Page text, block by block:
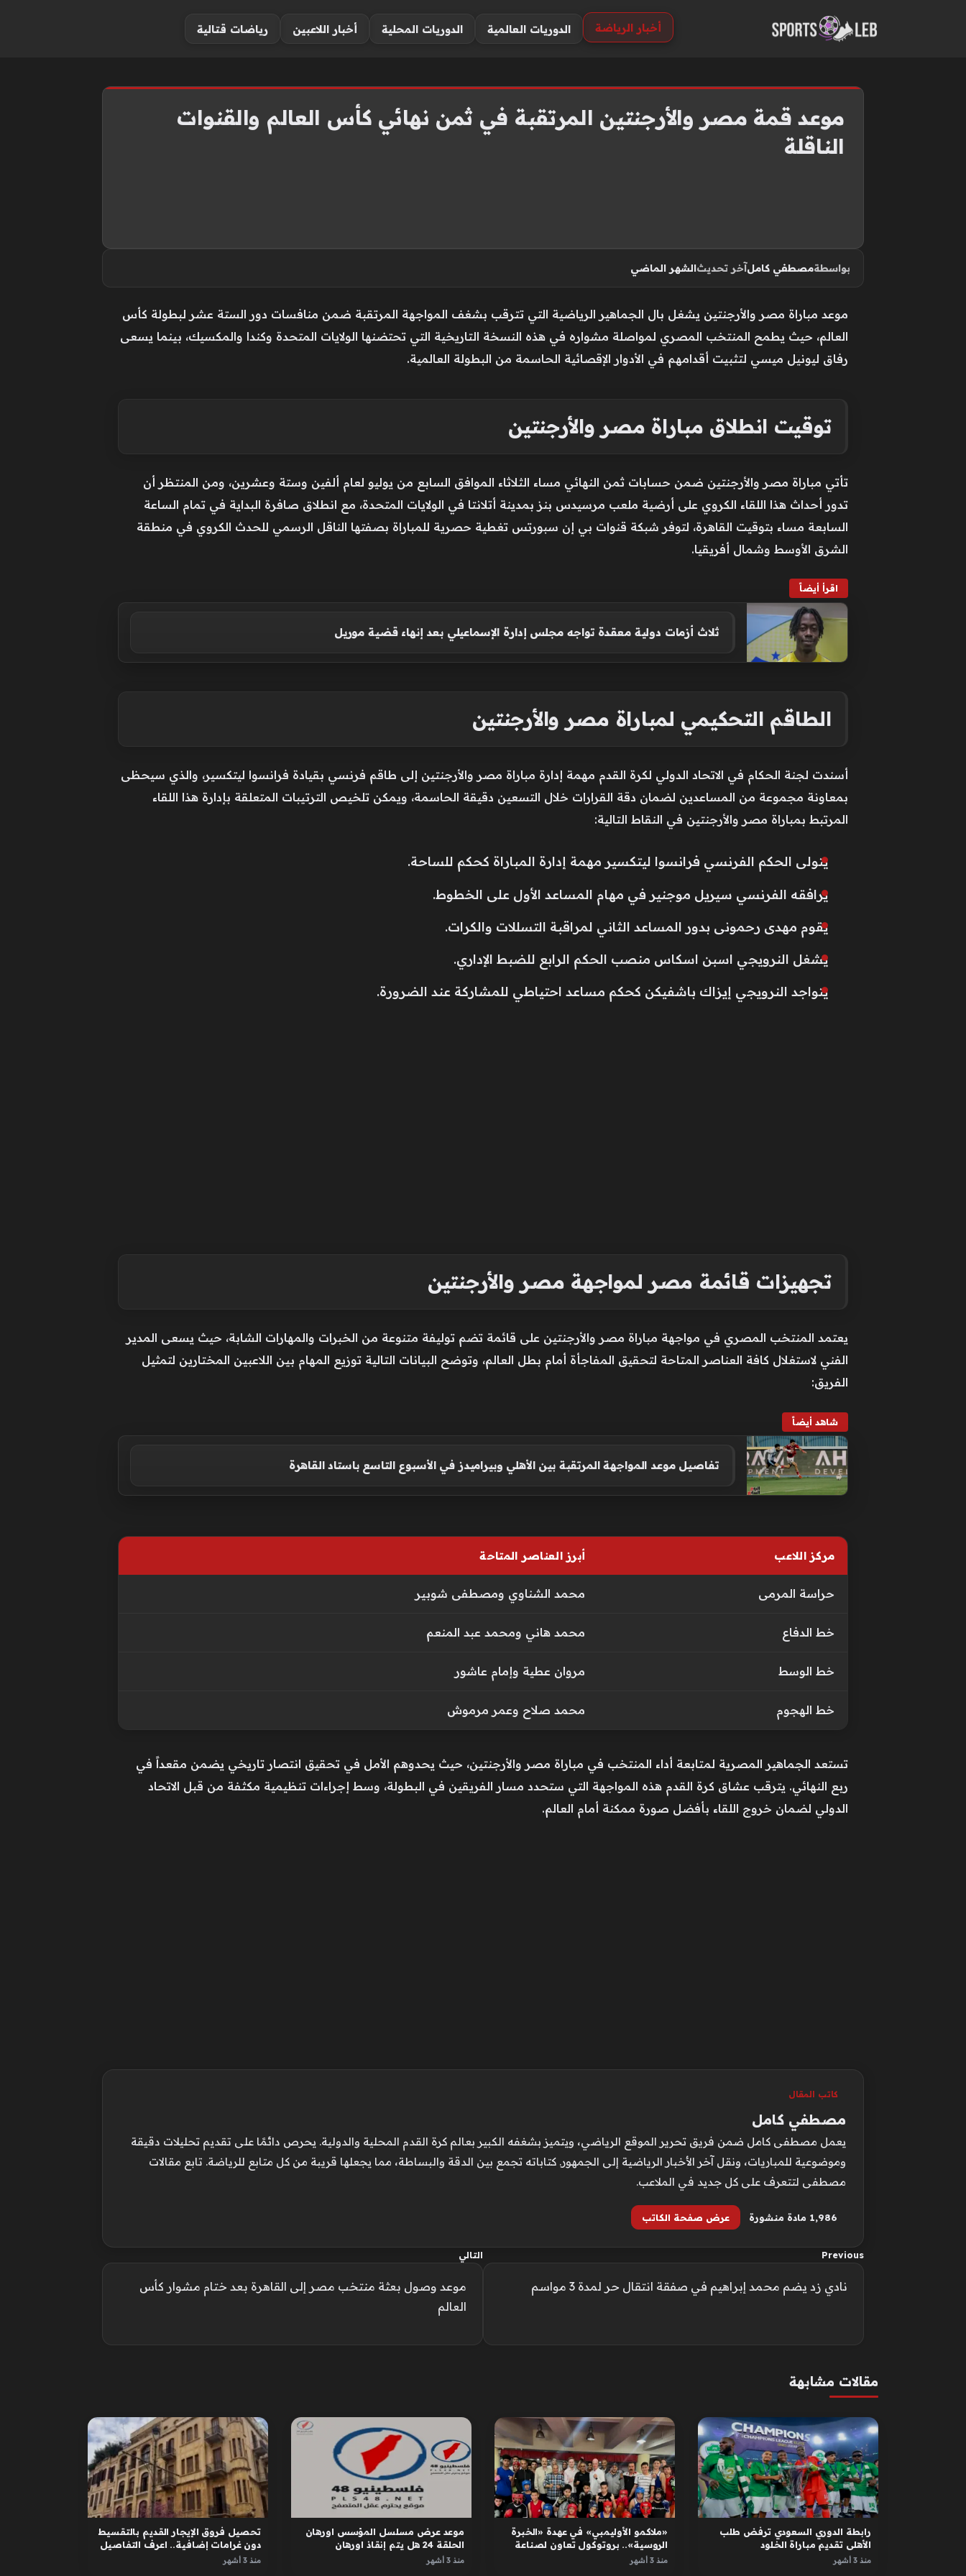
أخبار الرياضة الدوريات العالمية الدوريات المحلية أخبار اللاعبين رياضات قتالية
موعد قمة مصر والأرجنتين المرتقبة في ثمن نهائي كأس العالم والقنوات
الناقلة
بواسطةمصطفي كاملآخر تحديثالشهر الماضي
موعد مباراة مصر والأرجنتين يشغل بال الجماهير الرياضية التي تترقب بشغف المواجهة المرتقبة ضمن منافسات دور الستة عشر لبطولة كأس
العالم، حيث يطمح المنتخب المصري لمواصلة مشواره في هذه النسخة التاريخية التي تحتضنها الولايات المتحدة وكندا والمكسيك، بينما يسعى
رفاق ليونيل ميسي لتثبيت أقدامهم في الأدوار الإقصائية الحاسمة من البطولة العالمية.
توقيت انطلاق مباراة مصر والأرجنتين
تأتي مباراة مصر والأرجنتين ضمن حسابات ثمن النهائي مساء الثلاثاء الموافق السابع من يوليو لعام ألفين وستة وعشرين، ومن المنتظر أن
تدور أحداث هذا اللقاء الكروي على أرضية ملعب مرسيدس بنز بمدينة أتلانتا في الولايات المتحدة، مع انطلاق صافرة البداية في تمام الساعة
السابعة مساء بتوقيت القاهرة، لتوفر شبكة قنوات بي إن سبورتس تغطية حصرية للمباراة بصفتها الناقل الرسمي للحدث الكروي في منطقة
الشرق الأوسط وشمال أفريقيا.
اقرأ أيضاً
ثلاث أزمات دولية معقدة تواجه مجلس إدارة الإسماعيلي بعد إنهاء قضية موريل
الطاقم التحكيمي لمباراة مصر والأرجنتين
أسندت لجنة الحكام في الاتحاد الدولي لكرة القدم مهمة إدارة مباراة مصر والأرجنتين إلى طاقم فرنسي بقيادة فرانسوا ليتكسير، والذي سيحظى
بمعاونة مجموعة من المساعدين لضمان دقة القرارات خلال التسعين دقيقة الحاسمة، ويمكن تلخيص الترتيبات المتعلقة بإدارة هذا اللقاء
المرتبط بمباراة مصر والأرجنتين في النقاط التالية:
يتولى الحكم الفرنسي فرانسوا ليتكسير مهمة إدارة المباراة كحكم للساحة.
يرافقه الفرنسي سيريل موجنير في مهام المساعد الأول على الخطوط.
يقوم مهدى رحمونى بدور المساعد الثاني لمراقبة التسللات والكرات.
يشغل النرويجي اسبن اسكاس منصب الحكم الرابع للضبط الإداري.
يتواجد النرويجي إيزاك باشفيكن كحكم مساعد احتياطي للمشاركة عند الضرورة.
تجهيزات قائمة مصر لمواجهة مصر والأرجنتين
يعتمد المنتخب المصري في مواجهة مباراة مصر والأرجنتين على قائمة تضم توليفة متنوعة من الخبرات والمهارات الشابة، حيث يسعى المدير
الفني لاستغلال كافة العناصر المتاحة لتحقيق المفاجأة أمام بطل العالم، وتوضح البيانات التالية توزيع المهام بين اللاعبين المختارين لتمثيل
الفريق:
شاهد أيضاً
تفاصيل موعد المواجهة المرتقبة بين الأهلي وبيراميدز في الأسبوع التاسع باستاد القاهرة
مركز اللاعب أبرز العناصر المتاحة
حراسة المرمى محمد الشناوي ومصطفى شوبير
خط الدفاع محمد هاني ومحمد عبد المنعم
خط الوسط مروان عطية وإمام عاشور
خط الهجوم محمد صلاح وعمر مرموش
تستعد الجماهير المصرية لمتابعة أداء المنتخب في مباراة مصر والأرجنتين، حيث يحدوهم الأمل في تحقيق انتصار تاريخي يضمن مقعداً في
ربع النهائي. يترقب عشاق كرة القدم هذه المواجهة التي ستحدد مسار الفريقين في البطولة، وسط إجراءات تنظيمية مكثفة من قبل الاتحاد
الدولي لضمان خروج اللقاء بأفضل صورة ممكنة أمام العالم.
كاتب المقال
مصطفي كامل
يعمل مصطفى كامل ضمن فريق تحرير الموقع الرياضي، ويتميز بشغفه الكبير بعالم كرة القدم المحلية والدولية. يحرص دائمًا على تقديم تحليلات دقيقة
وموضوعية للمباريات، ونقل آخر الأخبار الرياضية إلى الجمهور. كتاباته تجمع بين الدقة والبساطة، مما يجعلها قريبة من كل متابع للرياضة. تابع مقالات
مصطفى لتتعرف على كل جديد في الملاعب.
1٬986 مادة منشورة عرض صفحة الكاتب
Previous
نادي زد يضم محمد إبراهيم في صفقة انتقال حر لمدة 3 مواسم
التالي
موعد وصول بعثة منتخب مصر إلى القاهرة بعد ختام مشوار كأس
العالم
مقالات مشابهة
رابطة الدوري السعودي ترفض طلب
الأهلي تقديم مباراة الخلود
منذ 3 أشهر
«ملاكمو الأوليمبي» في عهدة «الخبرة
الروسية».. بروتوكول تعاون لصناعة
الأبطال
منذ 3 أشهر
موعد عرض مسلسل المؤسس اورهان
الحلقة 24 هل يتم إنقاذ اورهان
واسبورجا
منذ 3 أشهر
تحصيل فروق الإيجار القديم بالتقسيط
دون غرامات إضافية.. اعرف التفاصيل
منذ 3 أشهر